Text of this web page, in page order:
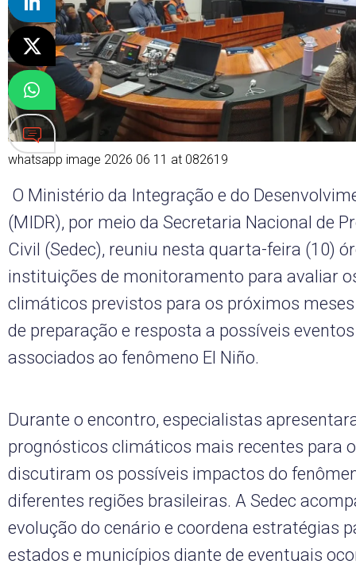
whatsapp image 2026 06 11 at 082619
O Ministério da Integração e do
(MIDR), por meio da Secretaria Nacional de
Civil (Sedec), reuniu nesta quarta-feira (10)
instituições de monitoramento para avaliar
climáticos previstos para os próximos
de preparação e resposta a possíveis
associados ao fenômeno El Niño.
Durante o encontro, especialistas
prognósticos climáticos mais recentes para
discutiram os possíveis impactos do
diferentes regiões brasileiras. A Sedec
evolução do cenário e coordena estratégias
estados e municípios diante de eventuais